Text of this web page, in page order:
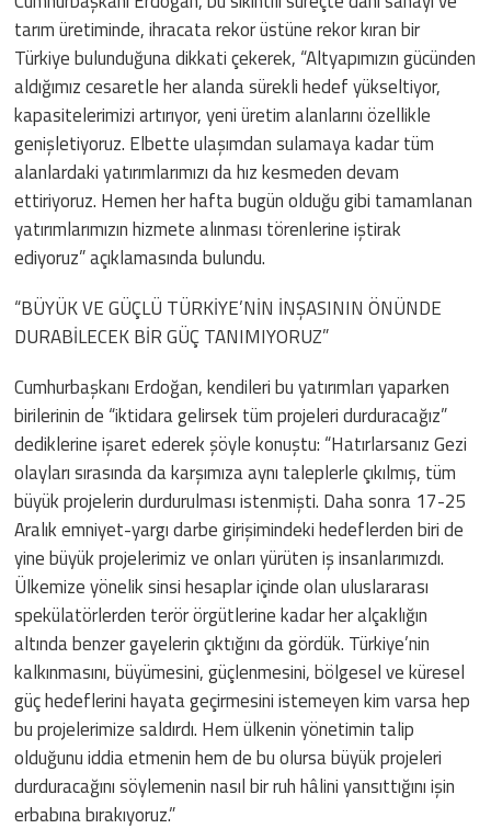
tarım üretiminde, ihracata rekor üstüne rekor kıran bir
Türkiye bulunduğuna dikkati çekerek, “Altyapımızın gücünden
aldığımız cesaretle her alanda sürekli hedef yükseltiyor,
kapasitelerimizi artırıyor, yeni üretim alanlarını özellikle
genişletiyoruz. Elbette ulaşımdan sulamaya kadar tüm
alanlardaki yatırımlarımızı da hız kesmeden devam
ettiriyoruz. Hemen her hafta bugün olduğu gibi tamamlanan
yatırımlarımızın hizmete alınması törenlerine iştirak
ediyoruz” açıklamasında bulundu.
“BÜYÜK VE GÜÇLÜ TÜRKİYE’NİN İNŞASININ ÖNÜNDE
DURABİLECEK BİR GÜÇ TANIMIYORUZ”
Cumhurbaşkanı Erdoğan, kendileri bu yatırımları yaparken
birilerinin de “iktidara gelirsek tüm projeleri durduracağız”
dediklerine işaret ederek şöyle konuştu: “Hatırlarsanız Gezi
olayları sırasında da karşımıza aynı taleplerle çıkılmış, tüm
büyük projelerin durdurulması istenmişti. Daha sonra 17-25
Aralık emniyet-yargı darbe girişimindeki hedeflerden biri de
yine büyük projelerimiz ve onları yürüten iş insanlarımızdı.
Ülkemize yönelik sinsi hesaplar içinde olan uluslararası
spekülatörlerden terör örgütlerine kadar her alçaklığın
altında benzer gayelerin çıktığını da gördük. Türkiye’nin
kalkınmasını, büyümesini, güçlenmesini, bölgesel ve küresel
güç hedeflerini hayata geçirmesini istemeyen kim varsa hep
bu projelerimize saldırdı. Hem ülkenin yönetimin talip
olduğunu iddia etmenin hem de bu olursa büyük projeleri
durduracağını söylemenin nasıl bir ruh hâlini yansıttığını işin
erbabına bırakıyoruz.”